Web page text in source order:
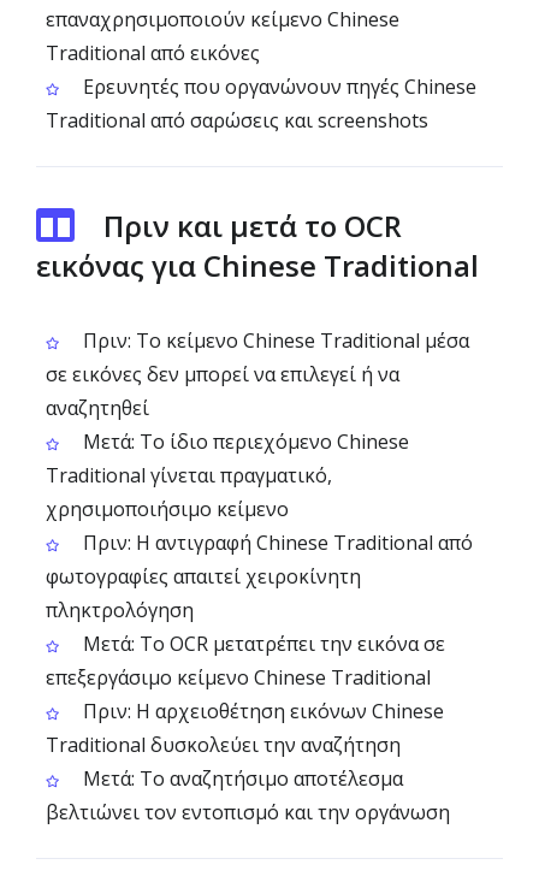
επαναχρησιμοποιούν κείμενο Chinese
Traditional από εικόνες
Ερευνητές που οργανώνουν πηγές Chinese
Traditional από σαρώσεις και screenshots
Πριν και μετά το OCR
εικόνας για Chinese Traditional
Πριν: Το κείμενο Chinese Traditional μέσα
σε εικόνες δεν μπορεί να επιλεγεί ή να
αναζητηθεί
Μετά: Το ίδιο περιεχόμενο Chinese
Traditional γίνεται πραγματικό,
χρησιμοποιήσιμο κείμενο
Πριν: Η αντιγραφή Chinese Traditional από
φωτογραφίες απαιτεί χειροκίνητη
πληκτρολόγηση
Μετά: Το OCR μετατρέπει την εικόνα σε
επεξεργάσιμο κείμενο Chinese Traditional
Πριν: Η αρχειοθέτηση εικόνων Chinese
Traditional δυσκολεύει την αναζήτηση
Μετά: Το αναζητήσιμο αποτέλεσμα
βελτιώνει τον εντοπισμό και την οργάνωση